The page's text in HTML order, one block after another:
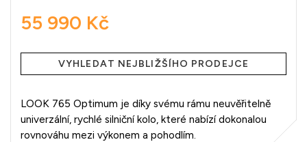
55 990 Kč
cena:
VYHLEDAT NEJBLIŽŠÍHO PRODEJCE
LOOK 765 Optimum je díky svému rámu neuvěřitelně
univerzální, rychlé silniční kolo, které nabízí dokonalou
rovnováhu mezi výkonem a pohodlím.